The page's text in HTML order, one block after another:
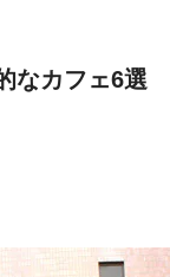
なカフェ6選